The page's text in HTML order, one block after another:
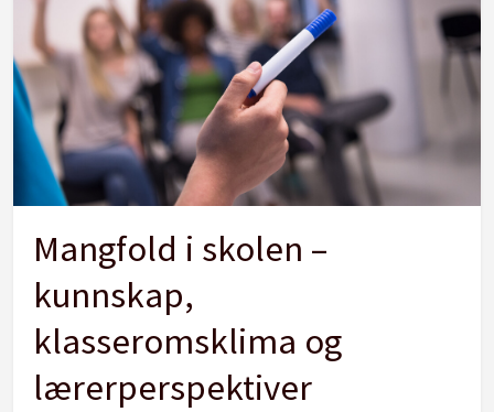
Mangfold i skolen –
kunnskap,
klasseromsklima og
lærerperspektiver